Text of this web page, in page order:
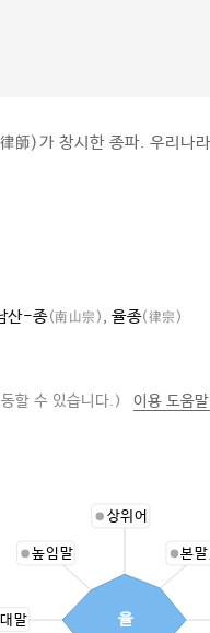
師)가 창시한 종파. 우리나
산-종(南山宗) , 율종(律宗)
할 수 있습니다.) 이용 도움
상위어
본
말
높임말
율